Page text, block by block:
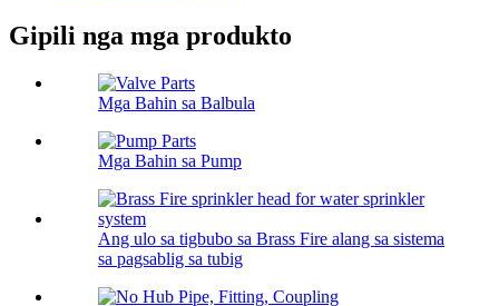
Gipili nga mga produkto
Mga Bahin sa Balbula
Mga Bahin sa Pump
Ang ulo sa tigbubo sa Brass Fire alang sa sistema
sa pagsablig sa tubig